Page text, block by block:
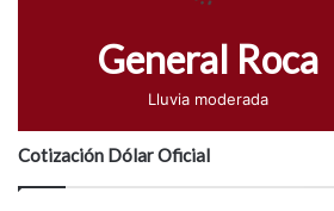
General Roca
Lluvia moderada
Cotización Dólar Oficial